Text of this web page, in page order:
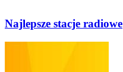
Najlepsze stacje radiowe